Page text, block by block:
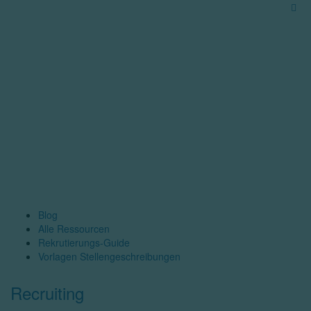
Blog
Alle Ressourcen
Rekrutierungs-Guide
Vorlagen Stellengeschreibungen
Recruiting